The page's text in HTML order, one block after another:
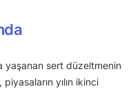
yaşanan sert düzeltmenin
yılın ikinci